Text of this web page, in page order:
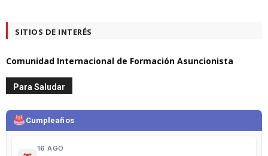
SITIOS DE INTERÉS
Comunidad Internacional de Formación Asuncionista
Para Saludar
Cumpleaños
16 AGO